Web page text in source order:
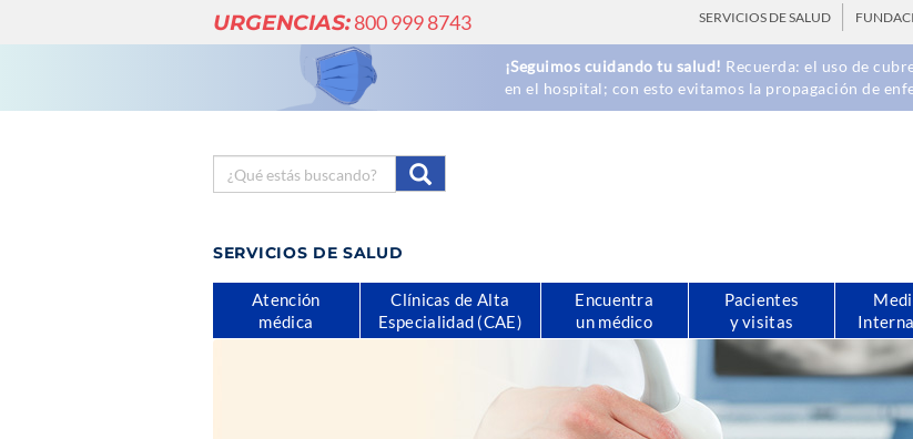
URGENCIAS:800 999 8743 SERVICIOS DE SALUD
¡Seguimos cuidando tu salud! Recuerda: el uso de
en el hospital; con esto evitamos la propagación de
SERVICIOS DE SALUD
Atención
médica
Clínicas de Alta
Especialidad (CAE)
Encuentra
un médico
Pacientes
y visitas